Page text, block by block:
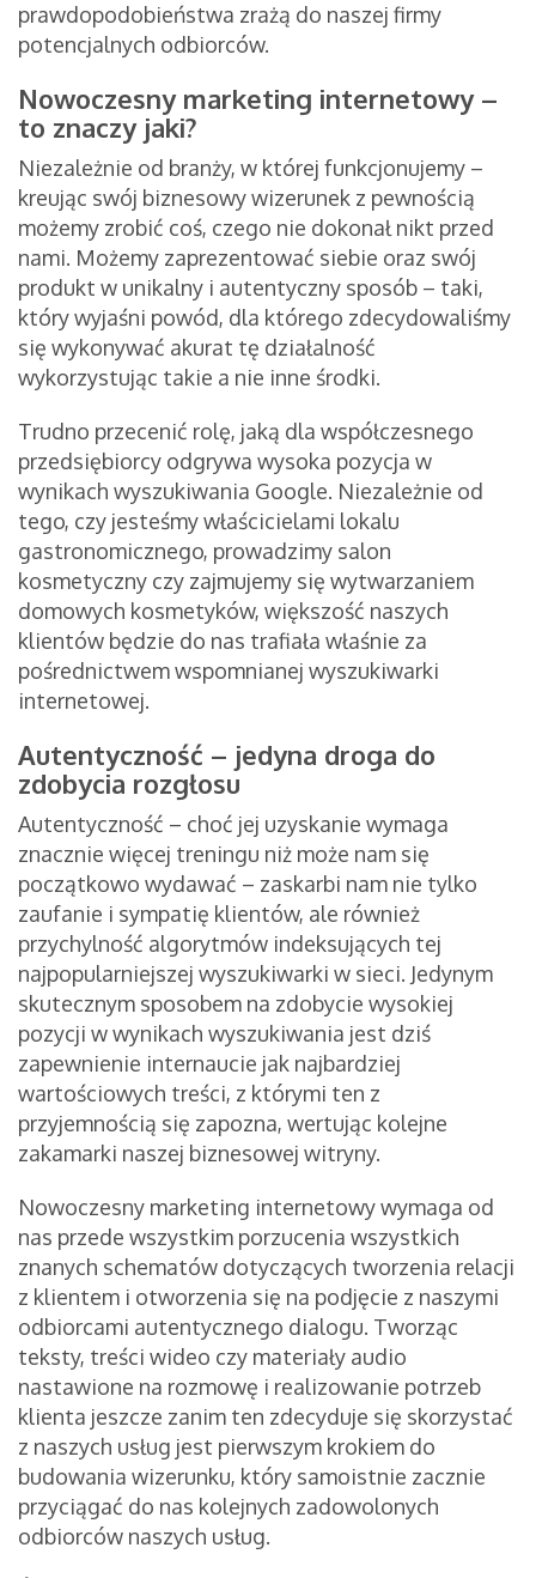
prawdopodobieństwa zrażą do naszej firmy
potencjalnych odbiorców.
Nowoczesny marketing internetowy –
to znaczy jaki?
Niezależnie od branży, w której funkcjonujemy –
kreując swój biznesowy wizerunek z pewnością
możemy zrobić coś, czego nie dokonał nikt przed
nami. Możemy zaprezentować siebie oraz swój
produkt w unikalny i autentyczny sposób – taki,
który wyjaśni powód, dla którego zdecydowaliśmy
się wykonywać akurat tę działalność
wykorzystując takie a nie inne środki.
Trudno przecenić rolę, jaką dla współczesnego
przedsiębiorcy odgrywa wysoka pozycja w
wynikach wyszukiwania Google. Niezależnie od
tego, czy jesteśmy właścicielami lokalu
gastronomicznego, prowadzimy salon
kosmetyczny czy zajmujemy się wytwarzaniem
domowych kosmetyków, większość naszych
klientów będzie do nas trafiała właśnie za
pośrednictwem wspomnianej wyszukiwarki
internetowej.
Autentyczność – jedyna droga do
zdobycia rozgłosu
Autentyczność – choć jej uzyskanie wymaga
znacznie więcej treningu niż może nam się
początkowo wydawać – zaskarbi nam nie tylko
zaufanie i sympatię klientów, ale również
przychylność algorytmów indeksujących tej
najpopularniejszej wyszukiwarki w sieci. Jedynym
skutecznym sposobem na zdobycie wysokiej
pozycji w wynikach wyszukiwania jest dziś
zapewnienie internaucie jak najbardziej
wartościowych treści, z którymi ten z
przyjemnością się zapozna, wertując kolejne
zakamarki naszej biznesowej witryny.
Nowoczesny marketing internetowy wymaga od
nas przede wszystkim porzucenia wszystkich
znanych schematów dotyczących tworzenia relacji
z klientem i otworzenia się na podjęcie z naszymi
odbiorcami autentycznego dialogu. Tworząc
teksty, treści wideo czy materiały audio
nastawione na rozmowę i realizowanie potrzeb
klienta jeszcze zanim ten zdecyduje się skorzystać
z naszych usług jest pierwszym krokiem do
budowania wizerunku, który samoistnie zacznie
przyciągać do nas kolejnych zadowolonych
odbiorców naszych usług.